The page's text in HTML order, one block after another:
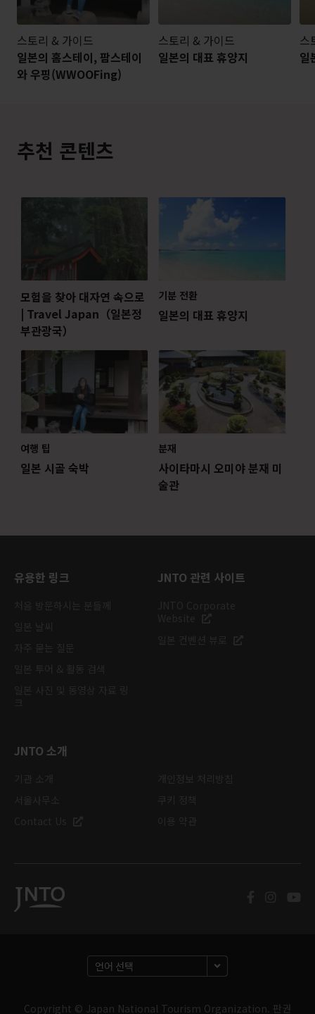
스토리 & 가이드
일본의 홈스테이, 팜스테이
와 우핑(WWOOFing)
스토리 & 가이드
일본의 대표 휴양지
스
일
추천 콘텐츠
모험을 찾아 대자연 속으로
| Travel Japan（일본정
부관광국）
기분 전환
일본의 대표 휴양지
여행 팁
일본 시골 숙박
분재
사이타마시 오미야 분재 미
술관
유용한 링크 JNTO 관련 사이트
JNTO 소개
Copyright © Japan National Tourism Organization. 판권